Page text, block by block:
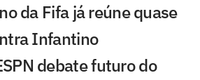
da Fifa já reúne quase
Infantino
debate futuro do